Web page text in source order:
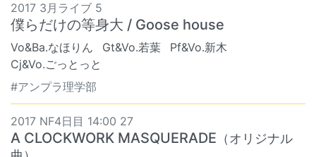
2017 3月ライブ 5
僕らだけの等身大 / Goose house
Vo&Ba.なほりん Gt&Vo.若葉
Pf&Vo.新木
Cj&Vo.ごっとっと
#アンプラ理学部
2017 NF4日目 14:00 27
A CLOCKWORK MASQUERADE （オリジナル